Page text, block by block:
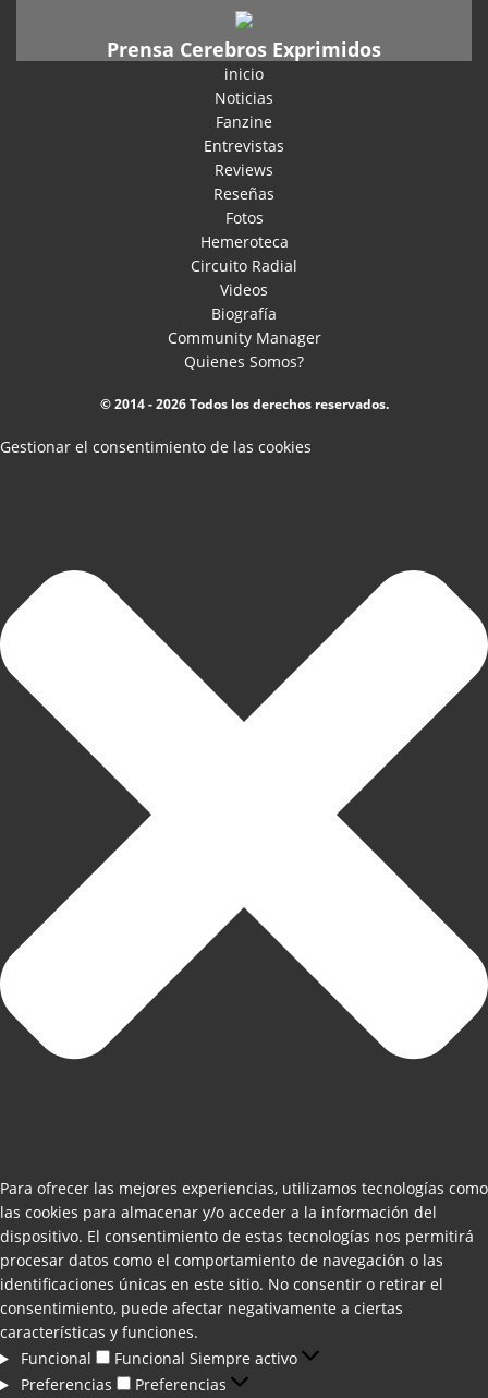
Prensa Cerebros Exprimidos
inicio
Noticias
Fanzine
Entrevistas
Reviews
Reseñas
Fotos
Hemeroteca
Circuito Radial
Videos
Biografía
Community Manager
Quienes Somos?
© 2014 - 2026 Todos los derechos reservados.
Gestionar el consentimiento de las cookies
Para ofrecer las mejores experiencias, utilizamos tecnologías como
las cookies para almacenar y/o acceder a la información del
dispositivo. El consentimiento de estas tecnologías nos permitirá
procesar datos como el comportamiento de navegación o las
identificaciones únicas en este sitio. No consentir o retirar el
consentimiento, puede afectar negativamente a ciertas
características y funciones.
Funcional
Funcional Siempre activo
Preferencias
Preferencias